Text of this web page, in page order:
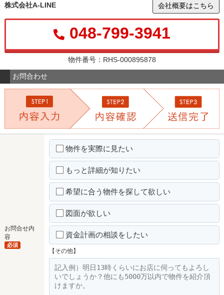
株式会社A-LINE 会社概要はこちら
048-799-3941
物件番号：RHS-000895878
お問合わせ
お問合せ内
容
必須
物件を実際に見たい
もっと詳細が知りたい
希望に合う物件を探して欲しい
図面が欲しい
資金計画の相談をしたい
【その他】